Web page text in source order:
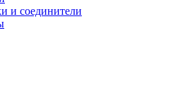
и соединители